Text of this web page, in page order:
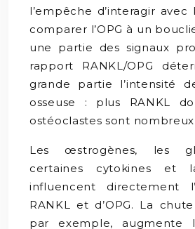
l’empêche d’interagir avec
comparer l’OPG à un
une partie des signaux
rapport RANKL/OPG
grande partie l’intensité
osseuse : plus RANKL
ostéoclastes sont
Les œstrogènes, les
certaines cytokines et
influencent directement
RANKL et d’OPG. La
par exemple, augmente